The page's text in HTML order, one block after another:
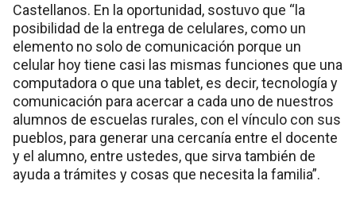
Castellanos. En la oportunidad, sostuvo que “la
posibilidad de la entrega de celulares, como un
elemento no solo de comunicación porque un
celular hoy tiene casi las mismas funciones que una
computadora o que una tablet, es decir, tecnología y
comunicación para acercar a cada uno de nuestros
alumnos de escuelas rurales, con el vínculo con sus
pueblos, para generar una cercanía entre el docente
y el alumno, entre ustedes, que sirva también de
ayuda a trámites y cosas que necesita la familia”.